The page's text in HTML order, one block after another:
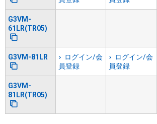
G3VM-
61LR(TR05)
G3VM-81LR
ログイン/会
員登録
ログイン/会
員登録
G3VM-
81LR(TR05)